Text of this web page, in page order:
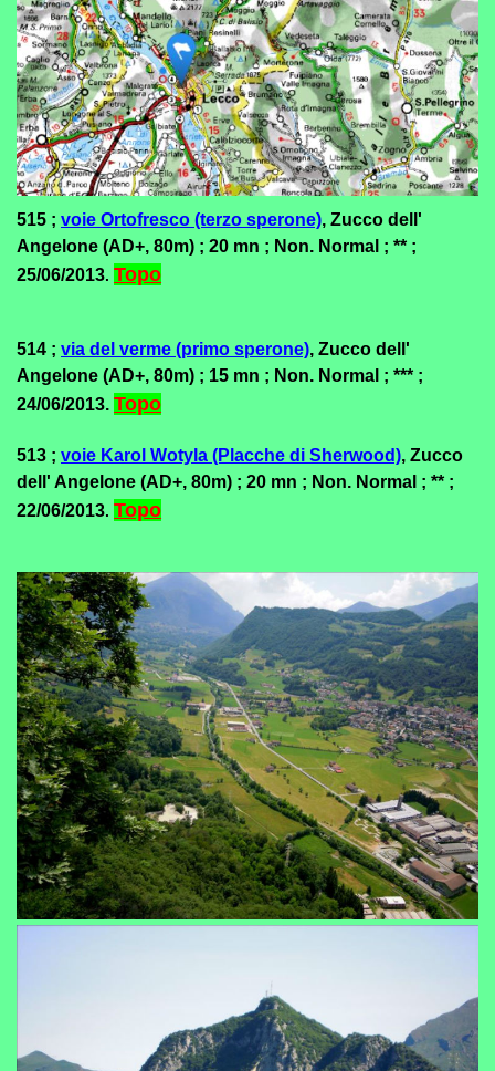
515 ; voie Ortofresco (terzo sperone), Zucco dell'
Angelone (AD+, 80m) ; 20 mn ; Non. Normal ; ** ;
25/06/2013. Topo
514 ; via del verme (primo sperone), Zucco dell'
Angelone (AD+, 80m) ; 15 mn ; Non. Normal ; *** ;
24/06/2013. Topo
513 ; voie Karol Wotyla (Placche di Sherwood), Zucco
dell' Angelone (AD+, 80m) ; 20 mn ; Non. Normal ; ** ;
22/06/2013. Topo